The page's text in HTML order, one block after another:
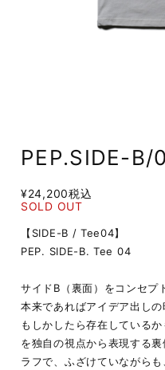
PEP.SIDE-B/
¥24,200税込
SOLD OUT
【SIDE-B / Tee04】
PEP. SIDE-B. Tee 04
サイドB（裏面）をコンセプ
本来であればアイデア出しの
もしかしたら存在している
を独自の視点から表現する裏
ラフで、ふざけていながら